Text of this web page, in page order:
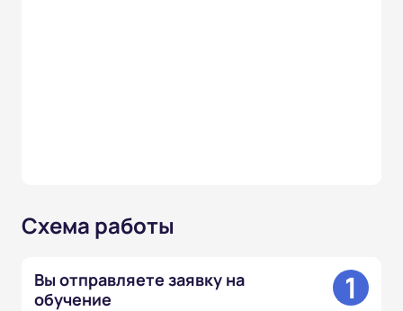
Схема работы
Вы отправляете заявку на
обучение
1